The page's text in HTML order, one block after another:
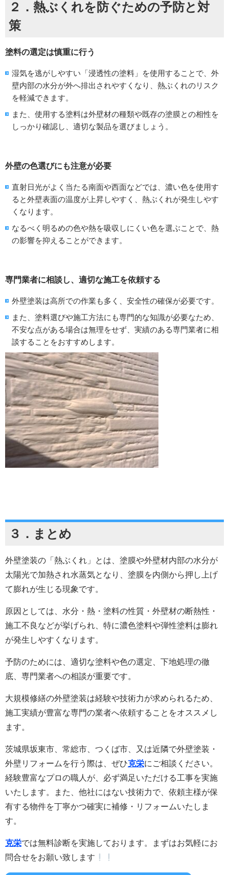
２．熱ぶくれを防ぐための予防と対
策
塗料の選定は慎重に行う
湿気を逃がしやすい「浸透性の塗料」を使用することで、外
壁内部の水分が外へ排出されやすくなり、熱ぶくれのリスク
を軽減できます。
また、使用する塗料は外壁材の種類や既存の塗膜との相性を
しっかり確認し、適切な製品を選びましょう。
外壁の色選びにも注意が必要
直射日光がよく当たる南面や西面などでは、濃い色を使用す
ると外壁表面の温度が上昇しやすく、熱ぶくれが発生しやす
くなります。
なるべく明るめの色や熱を吸収しにくい色を選ぶことで、熱
の影響を抑えることができます。
専門業者に相談し、適切な施工を依頼する
外壁塗装は高所での作業も多く、安全性の確保が必要です。
また、塗料選びや施工方法にも専門的な知識が必要なため、
不安な点がある場合は無理をせず、実績のある専門業者に相
談することをおすすめします。
３． まとめ
外壁塗装の「熱ぶくれ」とは、塗膜や外壁材内部の水分が
太陽光で加熱され水蒸気となり、塗膜を内側から押し上げ
て膨れが生じる現象です。
原因としては、水分・熱・塗料の性質・外壁材の断熱性・
施工不良などが挙げられ、特に濃色塗料や弾性塗料は膨れ
が発生しやすくなります。
予防のためには、適切な塗料や色の選定、下地処理の徹
底、専門業者への相談が重要です。
大規模修繕の外壁塗装は経験や技術力が求められるため、
施工実績が豊富な専門の業者へ依頼することをオススメし
ます。
茨城県坂東市、常総市、つくば市、又は近隣で外壁塗装・
外壁リフォームを行う際は、ぜひ克栄にご相談ください。
経験豊富なプロの職人が、必ず満足いただける工事を実施
いたします。また
、他社にはない技術力で、依頼主様が保
有する物件を丁寧かつ確実に補修・リフォームいたしま
す。
克栄では無料診断を実施しております。まずはお気軽にお
問合せをお願い致します